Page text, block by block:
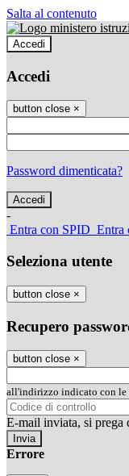
Salta al contenuto
Accedi
Accedi
button close ×
Password dimenticata?
-
Entra con SPID Entra
Seleziona utente
button close ×
Recupero
button close ×
all'indirizzo indicato con le
E-mail inviata, si prega
Errore